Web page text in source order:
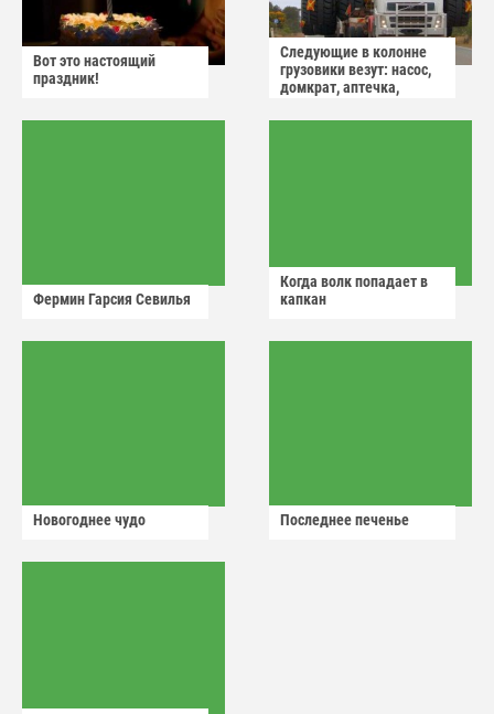
Вот это настоящий
праздник!
Следующие в колонне
грузовики везут: насос,
домкрат, аптечка,
Фермин Гарсия Севилья
Когда волк попадает в
капкан
Новогоднее чудо Последнее печенье